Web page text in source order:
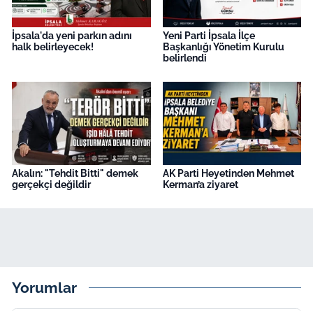
İpsala'da yeni parkın adını
halk belirleyecek!
Yeni Parti İpsala İlçe
Başkanlığı Yönetim Kurulu
belirlendi
Akalın: "Tehdit Bitti" demek
gerçekçi değildir
AK Parti Heyetinden Mehmet
Kerman’a ziyaret
Yorumlar